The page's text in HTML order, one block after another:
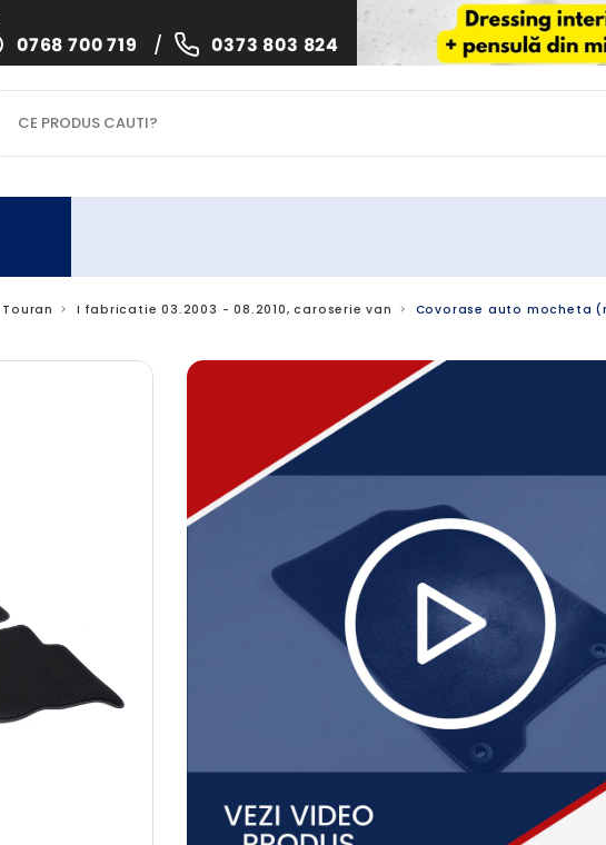
0768 700 719 / 0373 803 824
Touran I fabricatie 03.2003 - 08.2010, caroserie van Covorase auto mocheta